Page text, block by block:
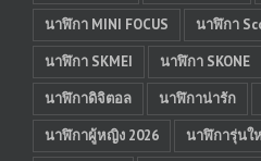
นาฬิกา MINI FOCUS
นาฬิกา
นาฬิกา SKMEI
นาฬิกา SKONE
นาฬิกาดิจิตอล
นาฬิกาน่ารัก
นาฬิกาผู้หญิง 2026
นาฬิการุ่นใ